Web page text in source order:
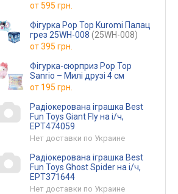
от595 грн.
Фігурка Pop Top Kuromi Палац
грез 25WH-008 (25WH-008)
от395 грн.
Фігурка-сюрприз Pop Top
Sanrio – Милі друзі 4 см
от 195 грн.
Радіокерована іграшка Best
Fun Toys Giant Fly на і/ч,
EPT474059
Нет доставки по Украине
Радіокерована іграшка Best
Fun Toys Ghost Spider на і/ч,
EPT371644
Нет доставки по Украине